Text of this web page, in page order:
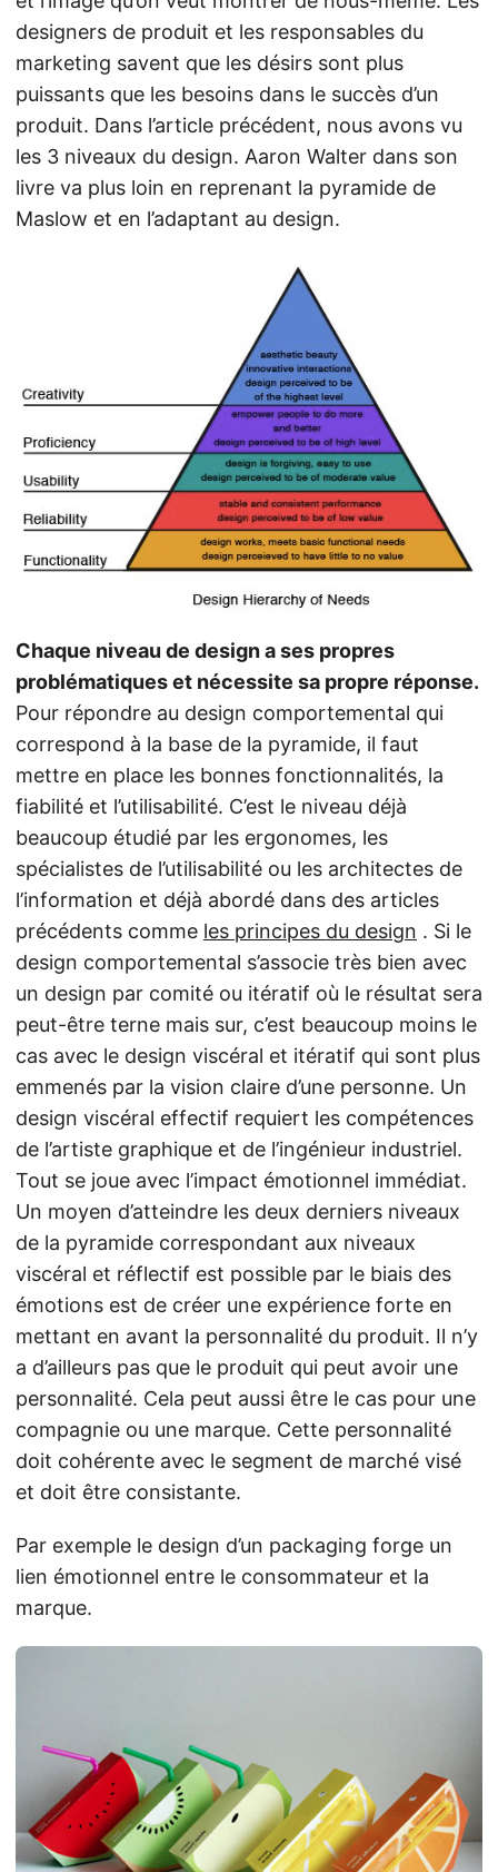
designers de produit et les responsables du
marketing savent que les désirs sont plus
puissants que les besoins dans le succès d’un
produit. Dans l’article précédent, nous avons vu
les 3 niveaux du design. Aaron Walter dans son
livre va plus loin en reprenant la pyramide de
Maslow et en l’adaptant au design.
Chaque niveau de design a ses propres
problématiques et nécessite sa propre réponse.
Pour répondre au design comportemental qui
correspond à la base de la pyramide, il faut
mettre en place les bonnes fonctionnalités, la
fiabilité et l’utilisabilité. C’est le niveau déjà
beaucoup étudié par les ergonomes, les
spécialistes de l’utilisabilité ou les architectes de
l’information et déjà abordé dans des articles
précédents comme les principes du design . Si le
design comportemental s’associe très bien avec
un design par comité ou itératif où le résultat sera
peut-être terne mais sur, c’est beaucoup moins le
cas avec le design viscéral et itératif qui sont plus
emmenés par la vision claire d’une personne. Un
design viscéral effectif requiert les compétences
de l’artiste graphique et de l’ingénieur industriel.
Tout se joue avec l’impact émotionnel immédiat.
Un moyen d’atteindre les deux derniers niveaux
de la pyramide correspondant aux niveaux
viscéral et réflectif est possible par le biais des
émotions est de créer une expérience forte en
mettant en avant la personnalité du produit. Il n’y
a d’ailleurs pas que le produit qui peut avoir une
personnalité. Cela peut aussi être le cas pour une
compagnie ou une marque. Cette personnalité
doit cohérente avec le segment de marché visé
et doit être consistante.
Par exemple le design d’un packaging forge un
lien émotionnel entre le consommateur et la
marque.